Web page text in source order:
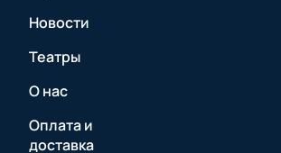
Новости
Театры
О нас
Оплата и
доставка